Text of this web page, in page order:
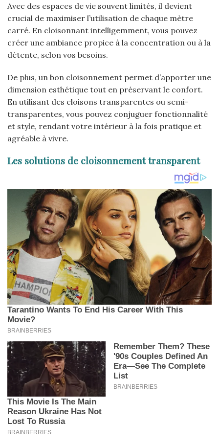
Avec des espaces de vie souvent limités, il devient
crucial de maximiser l’utilisation de chaque mètre
carré. En cloisonnant intelligemment, vous pouvez
créer une ambiance propice à la concentration ou à la
détente, selon vos besoins.
De plus, un bon cloisonnement permet d’apporter une
dimension esthétique tout en préservant le confort.
En utilisant des cloisons transparentes ou semi-
transparentes, vous pouvez conjuguer fonctionnalité
et style, rendant votre intérieur à la fois pratique et
agréable à vivre.
Les solutions de cloisonnement transparent